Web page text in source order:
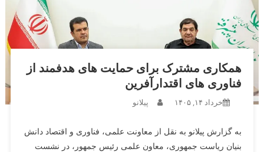
همکاری مشترک برای حمایت های هدفمند از
فناوری های اقتدارآفرین
خرداد ۱۴, ۱۴۰۵ پیلانو
به گزارش پیلانو به نقل از معاونت علمی، فناوری و اقتصاد دانش
بنیان ریاست جمهوری، معاون علمی رئیس جمهور، در نشست